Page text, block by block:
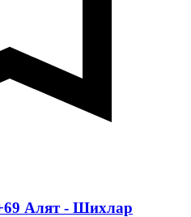
Алят - Шихлар